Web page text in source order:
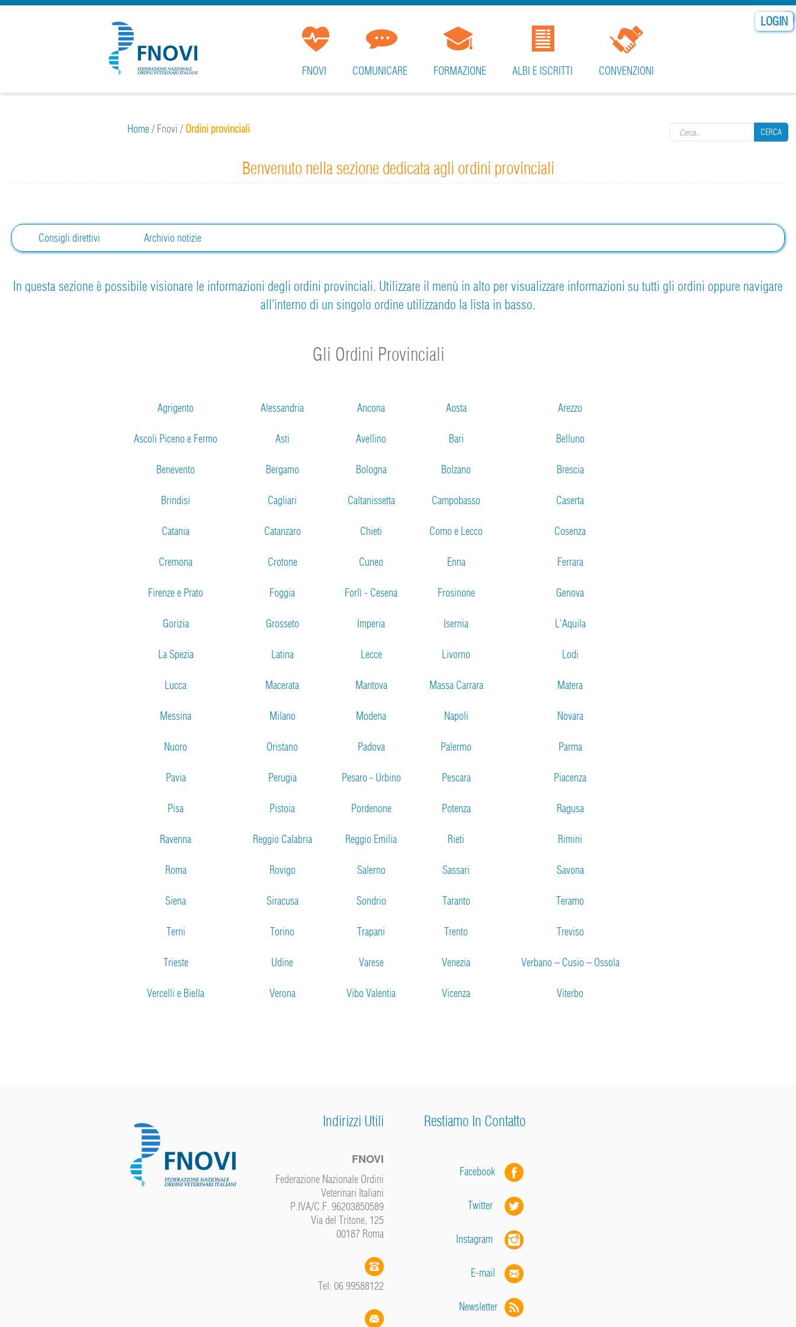
LOGIN
CERCA
FNOVI COMUNICARE FORMAZIONE ALBI E ISCRITTI CONVENZIONI
Home/ Fnovi / Ordini provinciali
Benvenuto nella sezione dedicata agli ordini provinciali
Consigli direttivi Archivio notizie
In questa sezione è possibile visionare le informazioni degli ordini provinciali. Utilizzare il menù in alto per visualizzare informazioni su tutti gli ordini oppure navigare
all'interno di un singolo ordine utilizzando la lista in basso.
Gli Ordini Provinciali
Agrigento Alessandria Ancona Aosta Arezzo
Ascoli Piceno e Fermo Asti Avellino Bari Belluno
Benevento Bergamo Bologna Bolzano Brescia
Brindisi Cagliari Caltanissetta Campobasso Caserta
Catania Catanzaro Chieti Como e Lecco Cosenza
Cremona Crotone Cuneo Enna Ferrara
Firenze e Prato Foggia Forlì - Cesena Frosinone Genova
Gorizia Grosseto Imperia Isernia L'Aquila
La Spezia Latina Lecce Livorno Lodi
Lucca Macerata Mantova Massa Carrara Matera
Messina Milano Modena Napoli Novara
Nuoro Oristano Padova Palermo Parma
Pavia Perugia Pesaro - Urbino Pescara Piacenza
Pisa Pistoia Pordenone Potenza Ragusa
Ravenna Reggio Calabria Reggio Emilia Rieti Rimini
Roma Rovigo Salerno Sassari Savona
Siena Siracusa Sondrio Taranto Teramo
Terni Torino Trapani Trento Treviso
Trieste Udine Varese Venezia Verbano – Cusio – Ossola
Vercelli e Biella Verona Vibo Valentia Vicenza Viterbo
Indirizzi Utili
FNOVI
Federazione Nazionale Ordini
Veterinari Italiani
P.IVA/C.F. 96203850589
Via del Tritone, 125
00187 Roma
Tel: 06 99588122
Restiamo In Contatto
Facebook
Twitter
Instagram
E-mail
Newsletter